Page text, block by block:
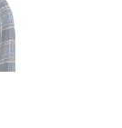
zseb